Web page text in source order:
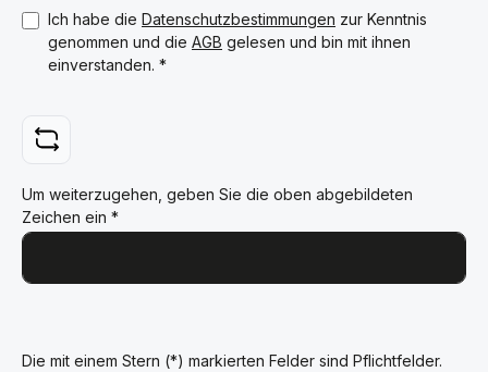
Ich habe die Datenschutzbestimmungen zur Kenntnis
genommen und die AGB gelesen und bin mit ihnen
einverstanden. *
Um weiterzugehen, geben Sie die oben abgebildeten
Zeichen ein *
Die mit einem Stern (*) markierten Felder sind Pflichtfelder.